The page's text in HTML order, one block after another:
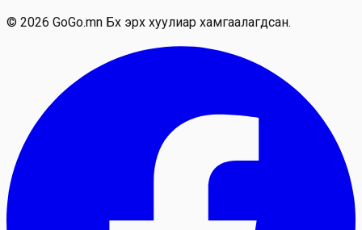
© 2026 GoGo.mn Бүх эрх хуулиар хамгаалагдсан.